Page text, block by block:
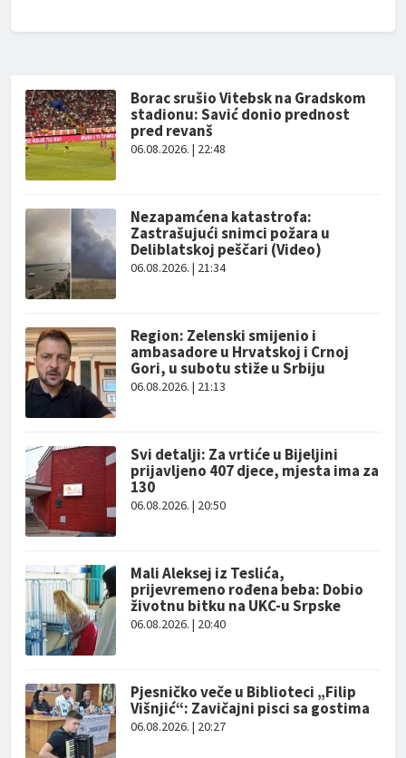
Borac srušio Vitebsk na Gradskom
stadionu: Savić donio prednost
pred revanš
06.08.2026. | 22:48
Nezapamćena katastrofa:
Zastrašujući snimci požara u
Deliblatskoj peščari (Video)
06.08.2026. | 21:34
Region: Zelenski smijenio i
ambasadore u Hrvatskoj i Crnoj
Gori, u subotu stiže u Srbiju
06.08.2026. | 21:13
Svi detalji: Za vrtiće u Bijeljini
prijavljeno 407 djece, mjesta ima za
130
06.08.2026. | 20:50
Mali Aleksej iz Teslića,
prijevremeno rođena beba: Dobio
životnu bitku na UKC-u Srpske
06.08.2026. | 20:40
Pjesničko veče u Biblioteci „Filip
Višnjić“: Zavičajni pisci sa gostima
06.08.2026. | 20:27